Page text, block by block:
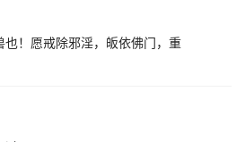
也！愿戒除邪淫，皈依佛门，重